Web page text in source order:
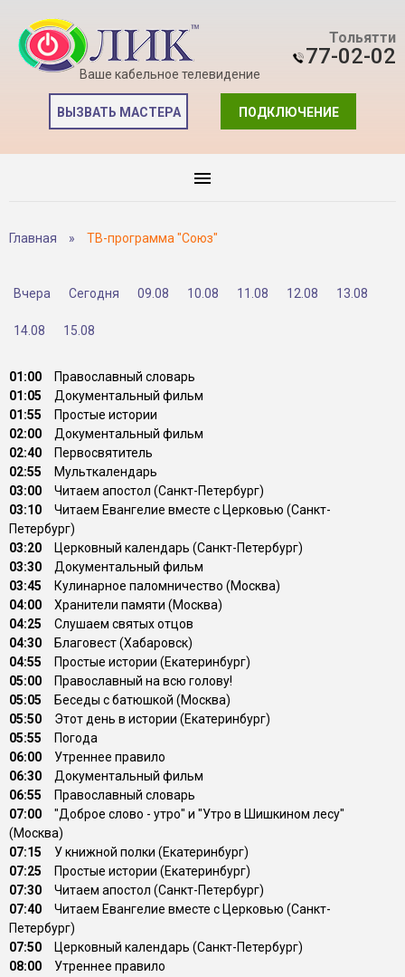
Ваше кабельное телевидение
Тольятти
77-02-02
ПОДКЛЮЧЕНИЕ
ВЫЗВАТЬ МАСТЕРА
Главная » ТВ-программа "Союз"
Вчера Сегодня 09.08 10.08 11.08 12.08 13.08
14.08 15.08
01:00
Православный словарь
01:05
Документальный фильм
01:55
Простые истории
02:00
Документальный фильм
02:40
Первосвятитель
02:55
Мульткалендарь
03:00
Читаем апостол (Санкт-Петербург)
03:10
Читаем Евангелие вместе с Церковью (Санкт-
Петербург)
03:20
Церковный календарь (Санкт-Петербург)
03:30
Документальный фильм
03:45
Кулинарное паломничество (Москва)
04:00
Хранители памяти (Москва)
04:25
Слушаем святых отцов
04:30
Благовест (Хабаровск)
04:55
Простые истории (Екатеринбург)
05:00
Православный на всю голову!
05:05
Беседы с батюшкой (Москва)
05:50
Этот день в истории (Екатеринбург)
05:55
Погода
06:00
Утреннее правило
06:30
Документальный фильм
06:55
Православный словарь
07:00
"Доброе слово - утро" и "Утро в Шишкином лесу"
(Москва)
07:15
У книжной полки (Екатеринбург)
07:25
Простые истории (Екатеринбург)
07:30
Читаем апостол (Санкт-Петербург)
07:40
Читаем Евангелие вместе с Церковью (Санкт-
Петербург)
07:50
Церковный календарь (Санкт-Петербург)
08:00
Утреннее правило